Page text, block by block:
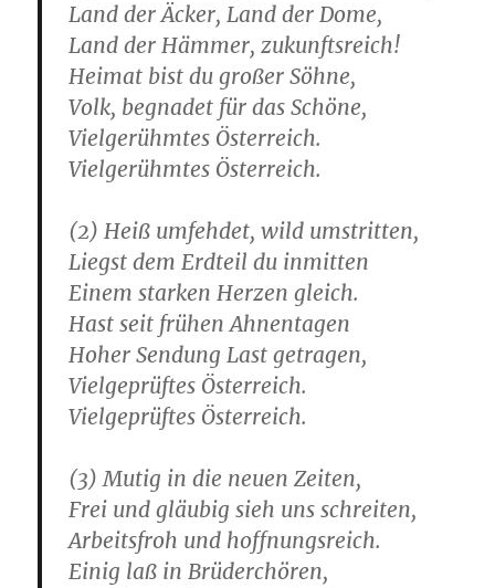
Land der Äcker, Land der Dome,
Land der Hämmer, zukunftsreich!
Heimat bist du großer Söhne,
Volk, begnadet für das Schöne,
Vielgerühmtes Österreich.
Vielgerühmtes Österreich.
(2) Heiß umfehdet, wild umstritten,
Liegst dem Erdteil du inmitten
Einem starken Herzen gleich.
Hast seit frühen Ahnentagen
Hoher Sendung Last getragen,
Vielgeprüftes Österreich.
Vielgeprüftes Österreich.
(3) Mutig in die neuen Zeiten,
Frei und gläubig sieh uns schreiten,
Arbeitsfroh und hoffnungsreich.
Einig laß in Brüderchören,